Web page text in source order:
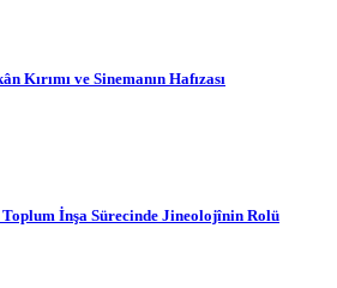
Kırımı ve Sinemanın Hafızası
İnşa Sürecinde Jineolojînin Rolü